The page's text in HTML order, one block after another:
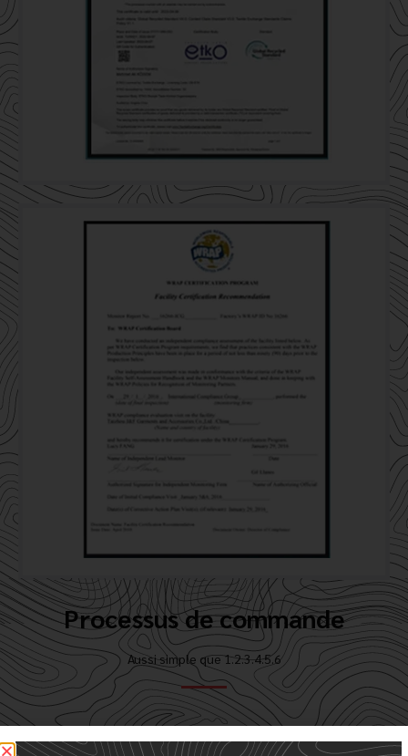
Processus de commande
Aussi simple que 1.2.3.4.5.6